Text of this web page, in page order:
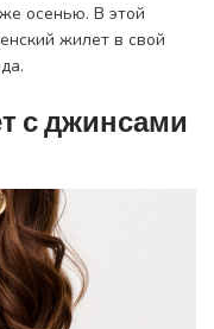
осенью. В этой
жилет в свой
с джинсами